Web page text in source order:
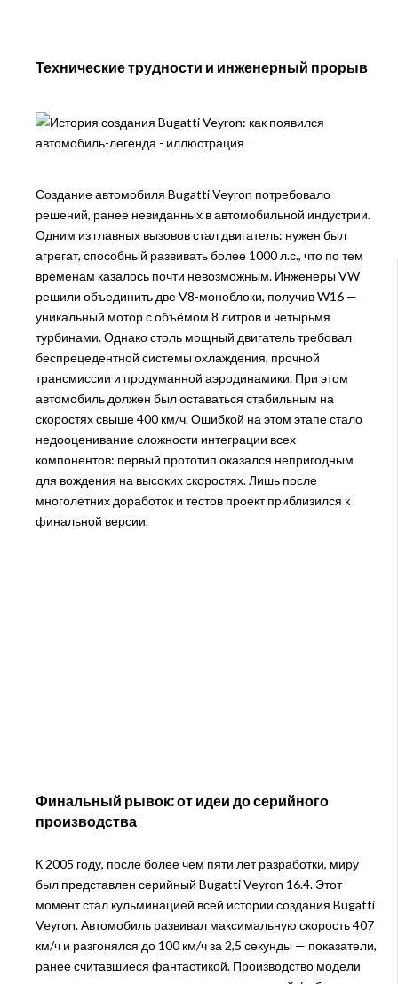
Технические трудности и инженерный прорыв
Создание автомобиля Bugatti Veyron потребовало
решений, ранее невиданных в автомобильной индустрии.
Одним из главных вызовов стал двигатель: нужен был
агрегат, способный развивать более 1000 л.с., что по тем
временам казалось почти невозможным. Инженеры VW
решили объединить две V8-моноблоки, получив W16 —
уникальный мотор с объёмом 8 литров и четырьмя
турбинами. Однако столь мощный двигатель требовал
беспрецедентной системы охлаждения, прочной
трансмиссии и продуманной аэродинамики. При этом
автомобиль должен был оставаться стабильным на
скоростях свыше 400 км/ч. Ошибкой на этом этапе стало
недооценивание сложности интеграции всех
компонентов: первый прототип оказался непригодным
для вождения на высоких скоростях. Лишь после
многолетних доработок и тестов проект приблизился к
финальной версии.
Финальный рывок: от идеи до серийного
производства
К 2005 году, после более чем пяти лет разработки, миру
был представлен серийный Bugatti Veyron 16.4. Этот
момент стал кульминацией всей истории создания Bugatti
Veyron. Автомобиль развивал максимальную скорость 407
км/ч и разгонялся до 100 км/ч за 2,5 секунды — показатели,
ранее считавшиеся фантастикой. Производство модели